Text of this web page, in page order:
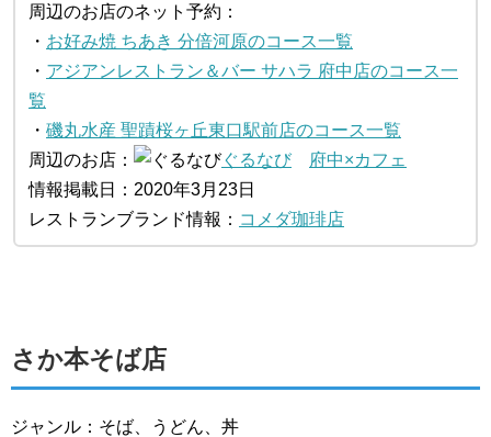
周辺のお店のネット予約：
・ お好み焼 ちあき 分倍河原のコース一覧
・ アジアンレストラン＆バー サハラ 府中店のコース一
覧
・ 磯丸水産 聖蹟桜ヶ丘東口駅前店のコース一覧
周辺のお店：
ぐるなび
府中×カフェ
情報掲載日：2020年3月23日
レストランブランド情報： コメダ珈琲店
さか本そば店
ジャンル：そば、うどん、丼